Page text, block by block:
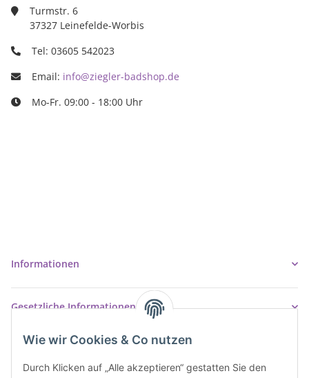
Wie wir Cookies & Co nutzen
Durch Klicken auf „Alle akzeptieren“ gestatten Sie den
Turmstr. 6
37327 Leinefelde-Worbis
Tel: 03605 542023
Email: info@ziegler-badshop.de
Mo-Fr. 09:00 - 18:00 Uhr
Informationen
Gesetzliche Informationen